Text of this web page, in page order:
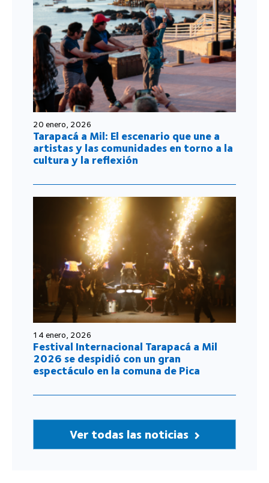
20 enero, 2026
Tarapacá a Mil: El escenario que une a
artistas y las comunidades en torno a la
cultura y la reflexión
14 enero, 2026
Festival Internacional Tarapacá a Mil
2026 se despidió con un gran
espectáculo en la comuna de Pica
Ver todas las noticias